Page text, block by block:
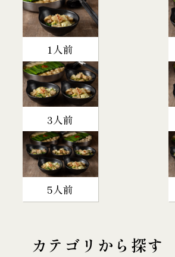
1人前
3人前
5人前
カテゴリから探す